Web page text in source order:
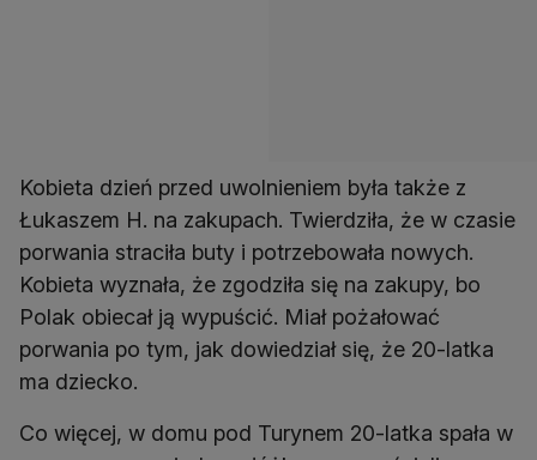
Kobieta dzień przed uwolnieniem była także z
Łukaszem H. na zakupach. Twierdziła, że w czasie
porwania straciła buty i potrzebowała nowych.
Kobieta wyznała, że zgodziła się na zakupy, bo
Polak obiecał ją wypuścić. Miał pożałować
porwania po tym, jak dowiedział się, że 20-latka
ma dziecko.
Co więcej, w domu pod Turynem 20-latka spała w